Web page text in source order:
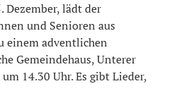
Dezember, lädt der
und Senioren aus
einem adventlichen
Gemeindehaus, Unterer
14.30 Uhr. Es gibt Lieder,